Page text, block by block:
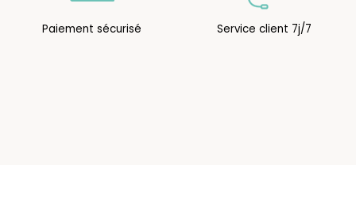
Paiement sécurisé Service client 7j/7